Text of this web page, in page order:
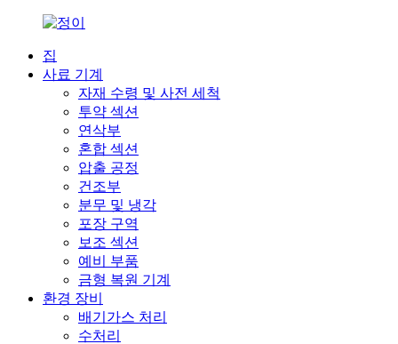
집
사료 기계
자재 수령 및 사전 세척
투약 섹션
연삭부
혼합 섹션
압출 공정
건조부
분무 및 냉각
포장 구역
보조 섹션
예비 부품
금형 복원 기계
환경 장비
배기가스 처리
수처리